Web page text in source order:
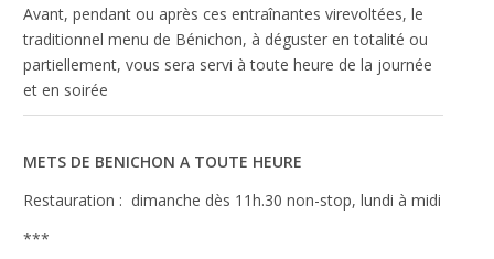
Avant, pendant ou après ces entraînantes virevoltées, le
traditionnel menu de Bénichon, à déguster en totalité ou
partiellement, vous sera servi à toute heure de la journée
et en soirée
METS DE BENICHON A TOUTE HEURE
Restauration : dimanche dès 11h.30 non-stop, lundi à midi
***
améliorer la
fonctionnalité
et la
structure du
fonction de la
site Web est